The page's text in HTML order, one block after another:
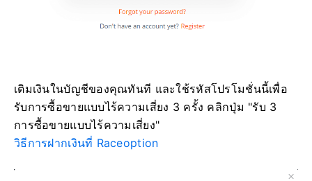
เติมเงินในบัญชีของคุณทันที และใช้รหัสโปรโมชั่นนี้เพื่อ
รับการซื้อขายแบบไร้ความเสี่ยง 3 ครั้ง คลิกปุ่ม "รับ 3
การซื้อขายแบบไร้ความเสี่ยง"
วิธีการฝากเงินที่ Raceoption